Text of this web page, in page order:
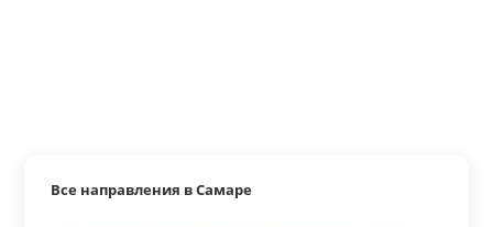
Все направления в Самаре